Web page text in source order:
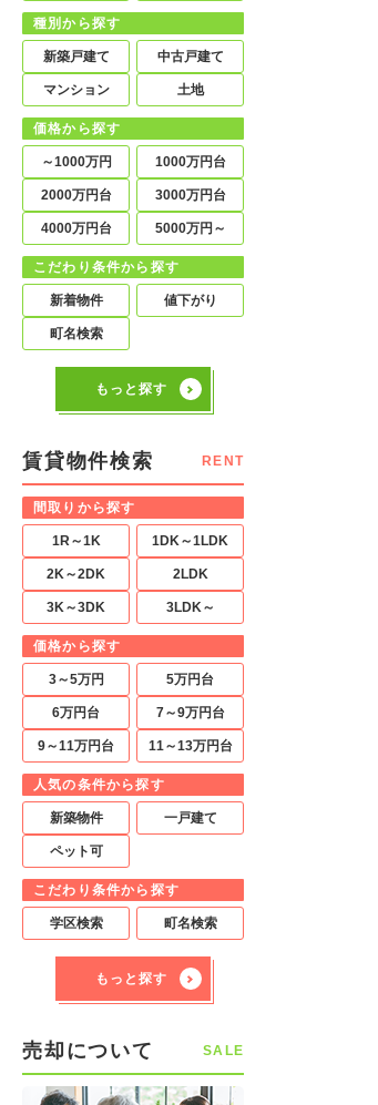
種別から探す
新築戸建て 中古戸建て
マンション 土地
価格から探す
～1000万円 1000万円台
2000万円台 3000万円台
4000万円台 5000万円～
こだわり条件から探す
新着物件 値下がり
町名検索
もっと探す
賃貸物件検索 RENT
間取りから探す
1R～1K 1DK～1LDK
2K～2DK 2LDK
3K～3DK 3LDK～
価格から探す
3～5万円 5万円台
6万円台 7～9万円台
9～11万円台 11～13万円台
人気の条件から探す
新築物件 一戸建て
ペット可
こだわり条件から探す
学区検索 町名検索
もっと探す
売却について SALE